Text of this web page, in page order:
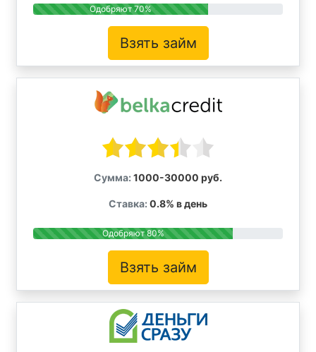
Одобряют 70%
Взять займ
Сумма: 1000-30000 руб.
Ставка: 0.8% в день
Одобряют 80%
Взять займ